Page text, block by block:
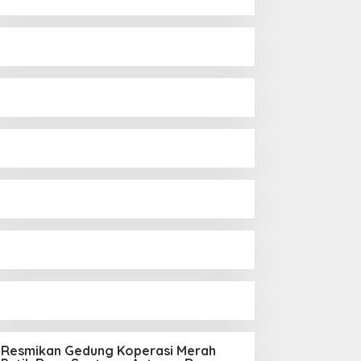
Resmikan Gedung Koperasi Merah